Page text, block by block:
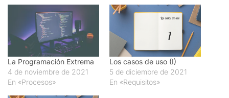
La Programación Extrema
4 de noviembre de 2021
En «Procesos»
Los casos de uso (I)
5 de diciembre de 2021
En «Requisitos»